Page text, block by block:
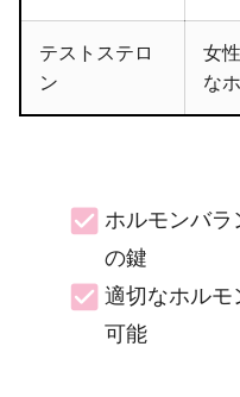
テストステロ
ン
女
な
ホルモンバラ
の鍵
適切なホルモ
可能